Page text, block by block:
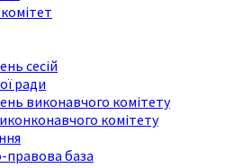
сесій
ради
виконавчого комітету
комітету
база